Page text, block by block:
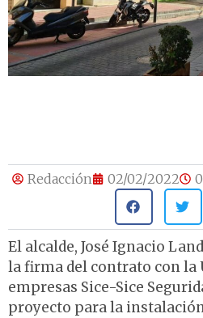
Redacción 02/02/2022
El alcalde, José Ignacio
la firma del contrato con la
empresas Sice-Sice
proyecto para la